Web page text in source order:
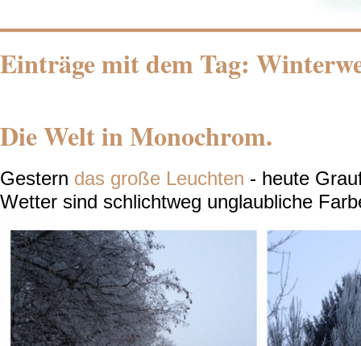
Einträge mit dem Tag:
Die Welt in Monochrom.
Gestern das große Leuchten - heute
Wetter sind schlichtweg unglaubliche